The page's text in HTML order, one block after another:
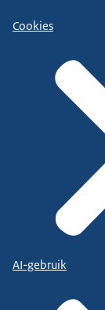
Cookies
AI-gebruik